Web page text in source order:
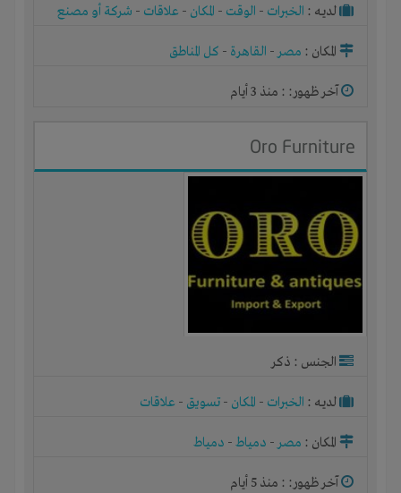
لديـه : الخبرات - الوقت - المكان - علاقات - شركة أو مصنع
المكان : مصر- القاهرة - كل المناطق
آخر ظهور: : منذ 3 أيام
Oro Furniture
الجنس : ذكر
لديـه : الخبرات - المكان - تسويق - علاقات
المكان : مصر- دمياط- دمياط
آخر ظهور: : منذ 5 أيام